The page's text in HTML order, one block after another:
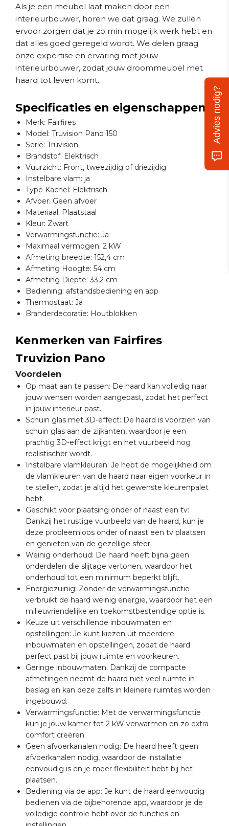
Als je een meubel laat maken door een
interieurbouwer, horen we dat graag. We zullen
ervoor zorgen dat je zo min mogelijk werk hebt en
dat alles goed geregeld wordt. We delen graag
onze expertise en ervaring met jouw
interieurbouwer, zodat jouw droommeubel met
haard tot leven komt.
Specificaties en eigenschappen
Merk: Fairfires
Model: Truvision Pano 150
Serie: Truvision
Brandstof: Elektrisch
Vuurzicht: Front, tweezijdig of driezijdig
Instelbare vlam: ja
Type Kachel: Elektrisch
Afvoer: Geen afvoer
Materiaal: Plaatstaal
Kleur: Zwart
Verwarmingsfunctie: Ja
Maximaal vermogen: 2 kW
Afmeting breedte: 152,4 cm
Afmeting Hoogte: 54 cm
Afmeting Diepte: 33,2 cm
Bediening: afstandsbediening en app
Thermostaat: Ja
Branderdecoratie: Houtblokken
Kenmerken van Fairfires
Truvizion Pano
Voordelen
Op maat aan te passen: De haard kan volledig naar
jouw wensen worden aangepast, zodat het perfect
in jouw interieur past.
Schuin glas met 3D-effect: De haard is voorzien van
schuin glas aan de zijkanten, waardoor je een
prachtig 3D-effect krijgt en het vuurbeeld nog
realistischer wordt.
Instelbare vlamkleuren: Je hebt de mogelijkheid om
de vlamkleuren van de haard naar eigen voorkeur in
te stellen, zodat je altijd het gewenste kleurenpalet
hebt.
Geschikt voor plaatsing onder of naast een tv:
Dankzij het rustige vuurbeeld van de haard, kun je
deze probleemloos onder of naast een tv plaatsen
en genieten van de gezellige sfeer.
Weinig onderhoud: De haard heeft bijna geen
onderdelen die slijtage vertonen, waardoor het
onderhoud tot een minimum beperkt blijft.
Energiezuinig: Zonder de verwarmingsfunctie
verbruikt de haard weinig energie, waardoor het een
milieuvriendelijke en toekomstbestendige optie is.
Keuze uit verschillende inbouwmaten en
opstellingen: Je kunt kiezen uit meerdere
inbouwmaten en opstellingen, zodat de haard
perfect past bij jouw ruimte en voorkeuren.
Geringe inbouwmaten: Dankzij de compacte
afmetingen neemt de haard niet veel ruimte in
beslag en kan deze zelfs in kleinere ruimtes worden
ingebouwd.
Verwarmingsfunctie: Met de verwarmingsfunctie
kun je jouw kamer tot 2 kW verwarmen en zo extra
comfort creëren.
Geen afvoerkanalen nodig: De haard heeft geen
afvoerkanalen nodig, waardoor de installatie
eenvoudig is en je meer flexibiliteit hebt bij het
plaatsen.
Bediening via de app: Je kunt de haard eenvoudig
bedienen via de bijbehorende app, waardoor je de
volledige controle hebt over de functies en
Advies nodig?